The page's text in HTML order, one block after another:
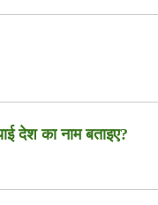
देश का नाम बताइए?